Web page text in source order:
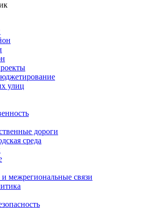
улиц
дороги
среда
межрегиональные связи